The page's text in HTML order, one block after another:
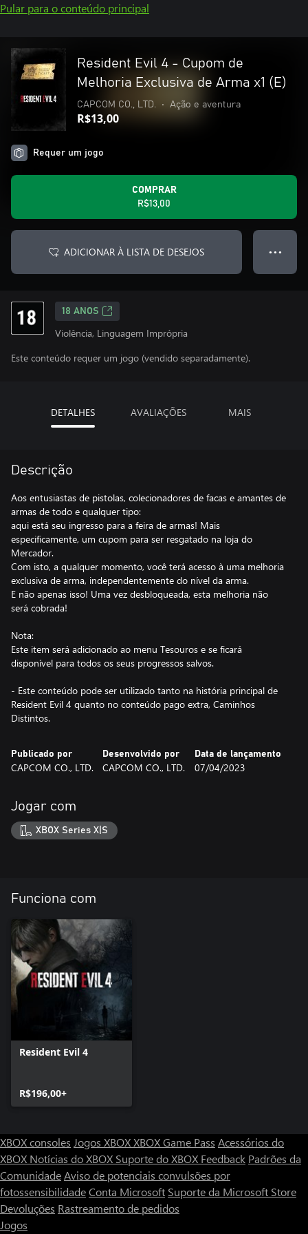
Pular para o conteúdo principal
Resident Evil 4 - Cupom de
Melhoria Exclusiva de Arma x1 (E)
CAPCOM CO., LTD. • Ação e aventura
R$13,00
Requer um jogo
COMPRAR
R$13,00
ADICIONAR À LISTA DE DESEJOS ● ● ●
18 ANOS
Violência, Linguagem Imprópria
Este conteúdo requer um jogo (vendido separadamente).
DETALHES AVALIAÇÕES MAIS
Descrição
Aos entusiastas de pistolas, colecionadores de facas e amantes de
armas de todo e qualquer tipo:
aqui está seu ingresso para a feira de armas! Mais
especificamente, um cupom para ser resgatado na loja do
Mercador.
Com isto, a qualquer momento, você terá acesso à uma melhoria
exclusiva de arma, independentemente do nível da arma.
E não apenas isso! Uma vez desbloqueada, esta melhoria não
será cobrada!
Nota:
Este item será adicionado ao menu Tesouros e se ficará
disponível para todos os seus progressos salvos.
- Este conteúdo pode ser utilizado tanto na história principal de
Resident Evil 4 quanto no conteúdo pago extra, Caminhos
Distintos.
Publicado por
CAPCOM CO., LTD.
Desenvolvido por
CAPCOM CO., LTD.
Data de lançamento
07/04/2023
Jogar com
XBOX Series X|S
Funciona com
Resident Evil 4
R$196,00+
XBOX consoles Jogos XBOXXBOX Game Pass Acessórios do
XBOX Notícias do XBOX Suporte do XBOX Feedback Padrões da
ComunidadeAviso de potenciais convulsões por
fotossensibilidadeConta Microsoft Suporte da Microsoft Store
Devoluções Rastreamento de pedidos
Jogos